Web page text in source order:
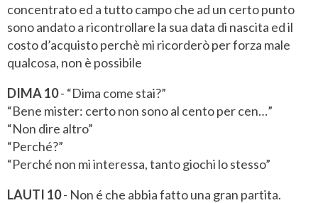
concentrato ed a tutto campo che ad un certo punto
sono andato a ricontrollare la sua data di nascita ed il
costo d’acquisto perchè mi ricorderò per forza male
qualcosa, non è possibile
DIMA 10- “Dima come stai?”
“Bene mister: certo non sono al cento per cen…”
“Non dire altro”
“Perché?”
“Perché non mi interessa, tanto giochi lo stesso”
LAUTI 10- Non é che abbia fatto una gran partita.